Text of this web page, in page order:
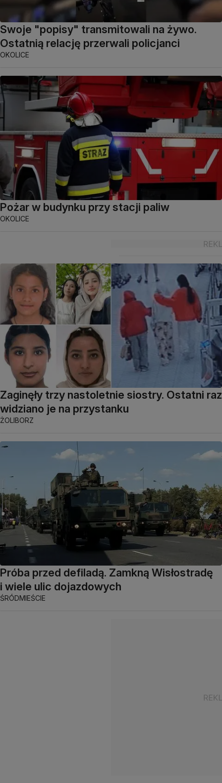
Swoje "popisy" transmitowali na żywo.
Ostatnią relację przerwali policjanci
OKOLICE
Pożar w budynku przy stacji paliw
OKOLICE
Zaginęły trzy nastoletnie siostry. Ostatni raz
widziano je na przystanku
ŻOLIBORZ
Próba przed defiladą. Zamkną Wisłostradę
i wiele ulic dojazdowych
ŚRÓDMIEŚCIE